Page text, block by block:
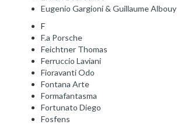
Eugenio Gargioni & Guillaume Albouy
F
F.a Porsche
Feichtner Thomas
Ferruccio Laviani
Fioravanti Odo
Fontana Arte
Formafantasma
Fortunato Diego
Fosfens